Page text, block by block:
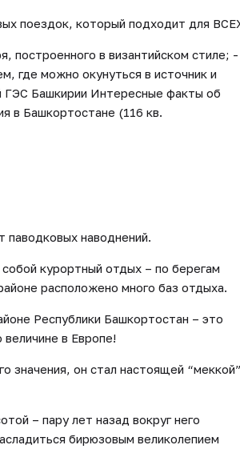
поездок, который подходит для
построенного в византийском стиле; -
где можно окунуться в источник и
ГЭС Башкирии Интересные факты об
в Башкортостане (116 кв.
наводнений.
курортный отдых – по берегам
расположено много баз отдыха.
Республики Башкортостан – это
в Европе!
значения, он стал настоящей “меккой”
– пару лет назад вокруг него
бирюзовым великолепием